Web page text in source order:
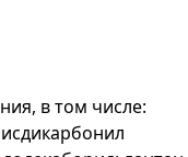
в том числе: